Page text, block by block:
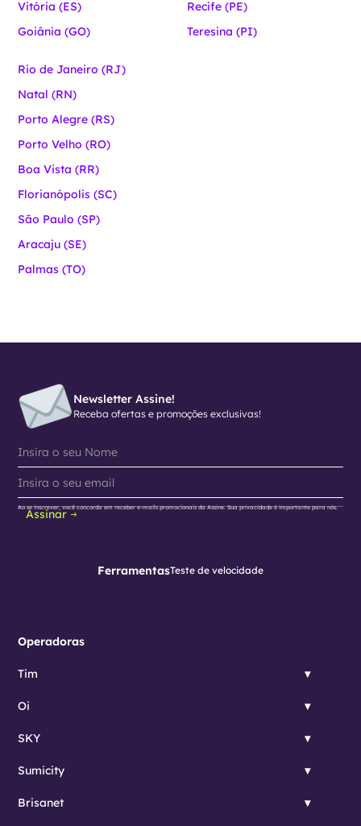
Vitória (ES)
Goiânia (GO)
Recife (PE)
Teresina (PI)
Rio de Janeiro (RJ)
Natal (RN)
Porto Alegre (RS)
Porto Velho (RO)
Boa Vista (RR)
Florianópolis (SC)
São Paulo (SP)
Aracaju (SE)
Palmas (TO)
Newsletter Assine!
Receba ofertas e promoções exclusivas!
Assinar
Ao se inscrever, você concorda em receber e-mails promocionais da Assine. Sua privacidade é importante para nós.
FerramentasTeste de velocidade
Operadoras
Tim
Oi
SKY
Sumicity
Brisanet